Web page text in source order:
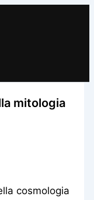
mitologia
cosmologia